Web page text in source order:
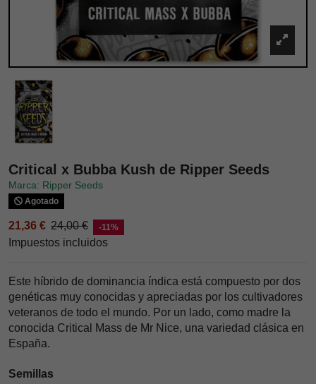
Critical x Bubba Kush de Ripper Seeds
Marca: Ripper Seeds
Agotado
21,36 € 24,00 € -11%
Impuestos incluidos
Este híbrido de dominancia índica está compuesto por dos
genéticas muy conocidas y apreciadas por los cultivadores
veteranos de todo el mundo. Por un lado, como madre la
conocida Critical Mass de Mr Nice, una variedad clásica en
España.
Semillas